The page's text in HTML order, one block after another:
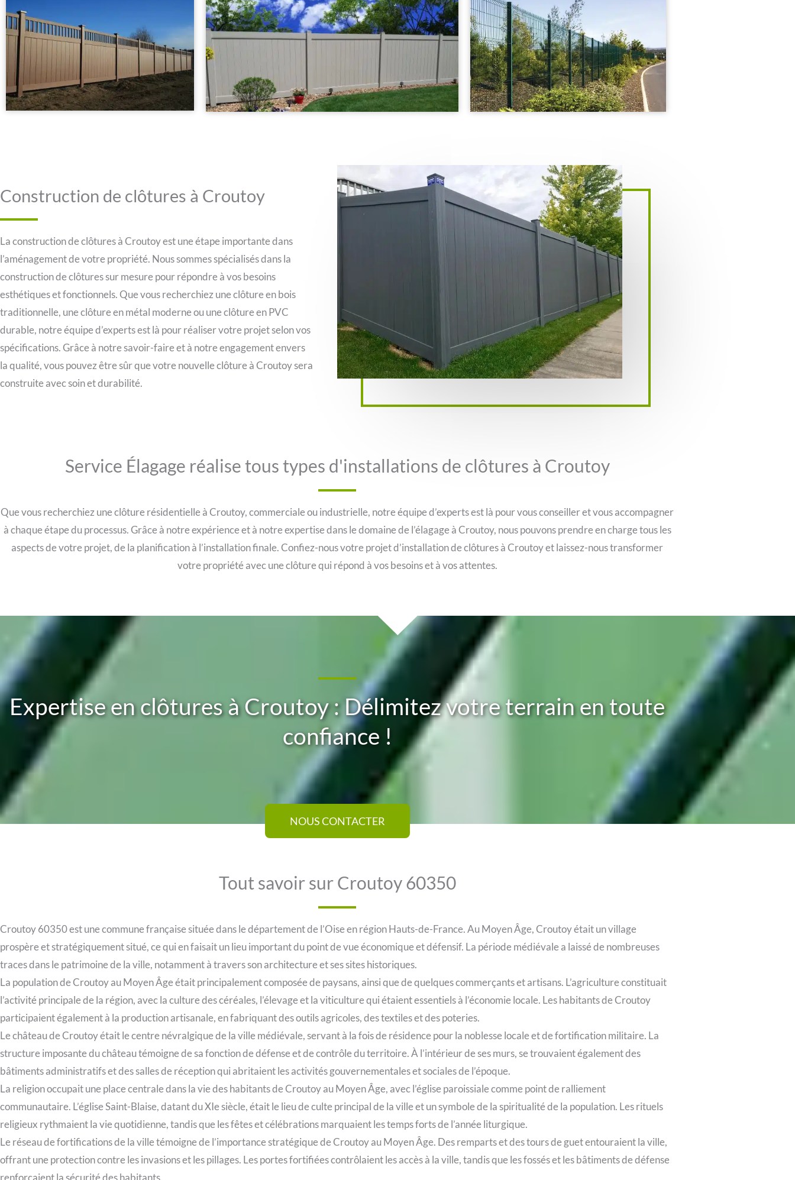
Construction de clôtures à Croutoy
La construction de clôtures à Croutoy est une étape importante dans
l’aménagement de votre propriété. Nous sommes spécialisés dans la
construction de clôtures sur mesure pour répondre à vos besoins
esthétiques et fonctionnels. Que vous recherchiez une clôture en bois
traditionnelle, une clôture en métal moderne ou une clôture en PVC
durable, notre équipe d’experts est là pour réaliser votre projet selon vos
spécifications. Grâce à notre savoir-faire et à notre engagement envers
la qualité, vous pouvez être sûr que votre nouvelle clôture à Croutoy sera
construite avec soin et durabilité.
Service Élagage réalise tous types d'installations de clôtures à Croutoy
Que vous recherchiez une clôture résidentielle à Croutoy, commerciale ou industrielle, notre équipe d’experts est là pour vous conseiller et vous accompagner
à chaque étape du processus. Grâce à notre expérience et à notre expertise dans le domaine de l’élagage à Croutoy, nous pouvons prendre en charge tous les
aspects de votre projet, de la planification à l’installation finale. Confiez-nous votre projet d’installation de clôtures à Croutoy et laissez-nous transformer
votre propriété avec une clôture qui répond à vos besoins et à vos attentes.
Expertise en clôtures à Croutoy : Délimitez votre terrain en toute
confiance !
NOUS CONTACTER
Tout savoir sur Croutoy 60350
Croutoy 60350 est une commune française située dans le département de l’Oise en région Hauts-de-France. Au Moyen Âge, Croutoy était un village
prospère et stratégiquement situé, ce qui en faisait un lieu important du point de vue économique et défensif. La période médiévale a laissé de nombreuses
traces dans le patrimoine de la ville, notamment à travers son architecture et ses sites historiques.
La population de Croutoy au Moyen Âge était principalement composée de paysans, ainsi que de quelques commerçants et artisans. L’agriculture constituait
l’activité principale de la région, avec la culture des céréales, l’élevage et la viticulture qui étaient essentiels à l’économie locale. Les habitants de Croutoy
participaient également à la production artisanale, en fabriquant des outils agricoles, des textiles et des poteries.
Le château de Croutoy était le centre névralgique de la ville médiévale, servant à la fois de résidence pour la noblesse locale et de fortification militaire. La
structure imposante du château témoigne de sa fonction de défense et de contrôle du territoire. À l’intérieur de ses murs, se trouvaient également des
bâtiments administratifs et des salles de réception qui abritaient les activités gouvernementales et sociales de l’époque.
La religion occupait une place centrale dans la vie des habitants de Croutoy au Moyen Âge, avec l’église paroissiale comme point de ralliement
communautaire. L’église Saint-Blaise, datant du XIe siècle, était le lieu de culte principal de la ville et un symbole de la spiritualité de la population. Les rituels
religieux rythmaient la vie quotidienne, tandis que les fêtes et célébrations marquaient les temps forts de l’année liturgique.
Le réseau de fortifications de la ville témoigne de l’importance stratégique de Croutoy au Moyen Âge. Des remparts et des tours de guet entouraient la ville,
offrant une protection contre les invasions et les pillages. Les portes fortifiées contrôlaient les accès à la ville, tandis que les fossés et les bâtiments de défense
renforçaient la sécurité des habitants.